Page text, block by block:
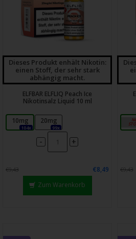
Dieses Produkt enhält Nikotin:
einen Stoff, der sehr stark
abhängig macht.
ELFBAR ELFLIQ Peach Ice
Nikotinsalz Liquid 10 ml
10mg
104x
20mg
99x
- +
€9,43
€8,49
Zum Warenkorb
€9,43